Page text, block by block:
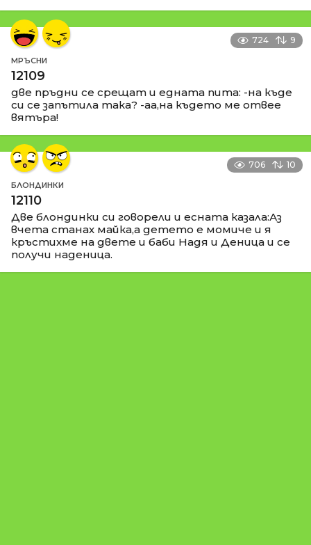
724 9
МРЪСНИ
12109
две пръдни се срещат и едната пита: -на къде
си се запътила така? -аа,на където ме отвее
вятъра!
706 10
БЛОНДИНКИ
12110
Две блондинки си говорели и есната казала:Аз
вчета станах майка,а детето е момиче и я
кръстихме на двете и баби Надя и Деница и се
получи наденица.